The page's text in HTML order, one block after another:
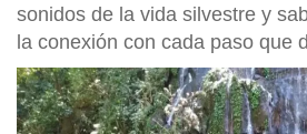
sonidos de la vida silvestre y
la conexión con cada paso que